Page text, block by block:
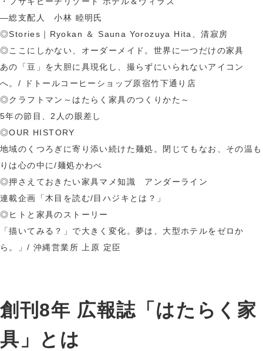
―総支配人 小林 睦明氏
◎Stories｜ Ryokan ＆ Sauna Yorozuya Hita、清寂房
◎ここにしかない、オーダーメイド。世界に一つだけの家具
あの「豆」を大胆に具現化し、撮らずにいられないアイコン
へ。/ ドトールコーヒーショップ原宿竹下通り店
◎クラフトマン～はたらく家具のつくりかた～
5年の節目、2人の眼差し
◎OUR HISTORY
地域のくつろぎに寄り添い続けた麺処。閉じてもなお、その温も
りは心の中に/麺処かわべ
◎押さえておきたい家具マメ知識 アンダーライン
連載企画「木目を読む/目ハジキとは？」
◎ヒトと家具のストーリー
「描いてみる？」で大きく変化。夢は、大型ホテルをゼロか
ら。」/ 沖縄営業所 上原 定臣
創刊8年 広報誌「はたらく家
具」とは